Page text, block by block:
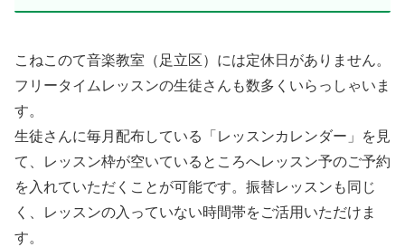
こねこのて音楽教室（足立区）には定休日がありません。
フリータイムレッスンの生徒さんも数多くいらっしゃいま
す。
生徒さんに毎月配布している「レッスンカレンダー」を見
て、レッスン枠が空いているところへレッスン予のご予約
を入れていただくことが可能です。振替レッスンも同じ
く、レッスンの入っていない時間帯をご活用いただけま
す。